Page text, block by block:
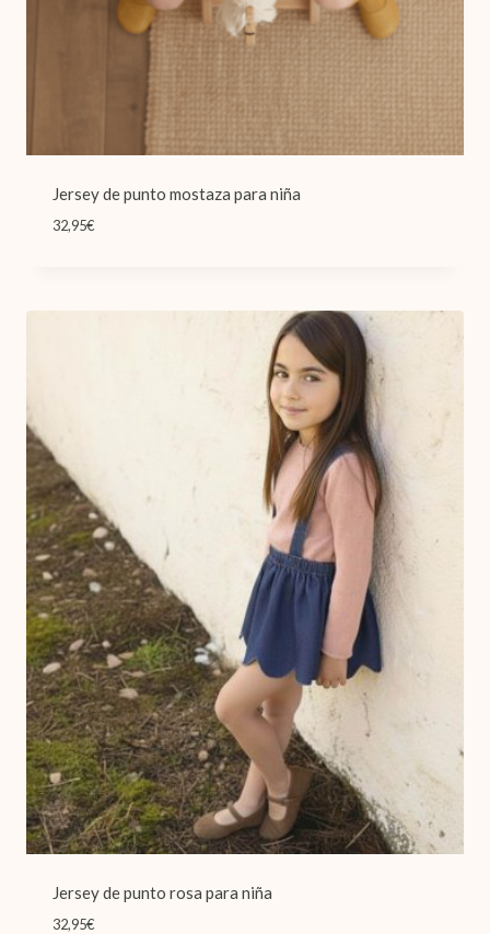
Jersey de punto mostaza para niña
32,95€
Jersey de punto rosa para niña
32,95€